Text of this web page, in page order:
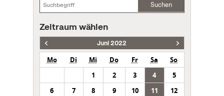
Suchen
Zeitraum wählen
Juni 2022
Mo Di Mi Do Fr Sa
So
1
2 3 4
5
6
7 8 9 10 11
12